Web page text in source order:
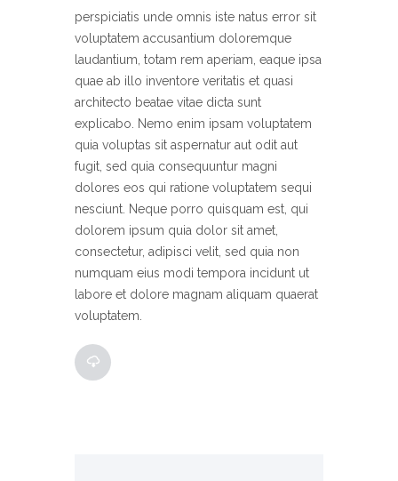
perspiciatis unde omnis iste natus error sit
voluptatem accusantium doloremque
laudantium, totam rem aperiam, eaque ipsa
quae ab illo inventore veritatis et quasi
architecto beatae vitae dicta sunt
explicabo. Nemo enim ipsam voluptatem
quia voluptas sit aspernatur aut odit aut
fugit, sed quia consequuntur magni
dolores eos qui ratione voluptatem sequi
nesciunt. Neque porro quisquam est, qui
dolorem ipsum quia dolor sit amet,
consectetur, adipisci velit, sed quia non
numquam eius modi tempora incidunt ut
labore et dolore magnam aliquam quaerat
voluptatem.